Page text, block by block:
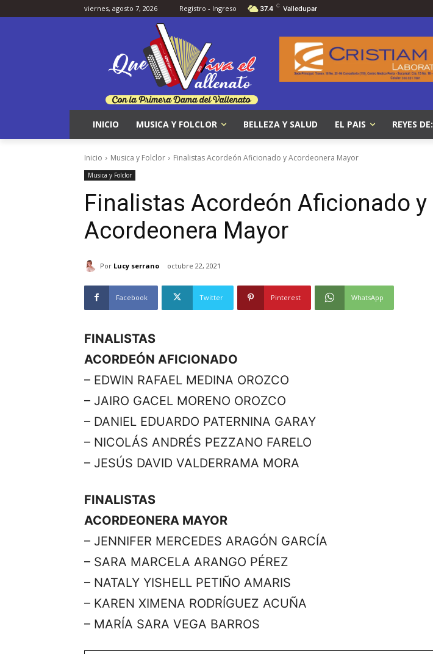
viernes, agosto 7, 2026 Registro - Ingreso 37.4 C Valledupar
INICIO MUSICA Y FOLCLOR BELLEZA Y SALUD EL PAIS REYES DE:
Inicio Musica y Folclor Finalistas Acordeón Aficionado y Acordeonera Mayor
Musica y Folclor
Finalistas Acordeón Aficionado y
Acordeonera Mayor
Por Lucy serrano octubre 22, 2021
Facebook Twitter Pinterest WhatsApp
FINALISTAS
ACORDEÓN AFICIONADO
– EDWIN RAFAEL MEDINA OROZCO
– JAIRO GACEL MORENO OROZCO
– DANIEL EDUARDO PATERNINA GARAY
– NICOLÁS ANDRÉS PEZZANO FARELO
– JESÚS DAVID VALDERRAMA MORA
FINALISTAS
ACORDEONERA MAYOR
– JENNIFER MERCEDES ARAGÓN GARCÍA
– SARA MARCELA ARANGO PÉREZ
– NATALY YISHELL PETIÑO AMARIS
– KAREN XIMENA RODRÍGUEZ ACUÑA
– MARÍA SARA VEGA BARROS